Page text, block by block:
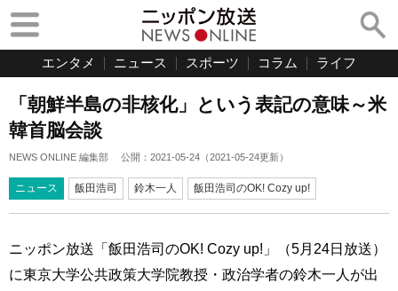
エンタメ ニュース スポーツ コラム ライフ
「朝鮮半島の非核化」という表記の意味～米
韓首脳会談
NEWS ONLINE 編集部 公開： 2021-05-24 （2021-05-24更新）
ニュース 飯田浩司 鈴木一人 飯田浩司のOK! Cozy up!
ニッポン放送「飯田浩司のOK! Cozy up!」（5月24日放送）
に東京大学公共政策大学院教授・政治学者の鈴木一人が出